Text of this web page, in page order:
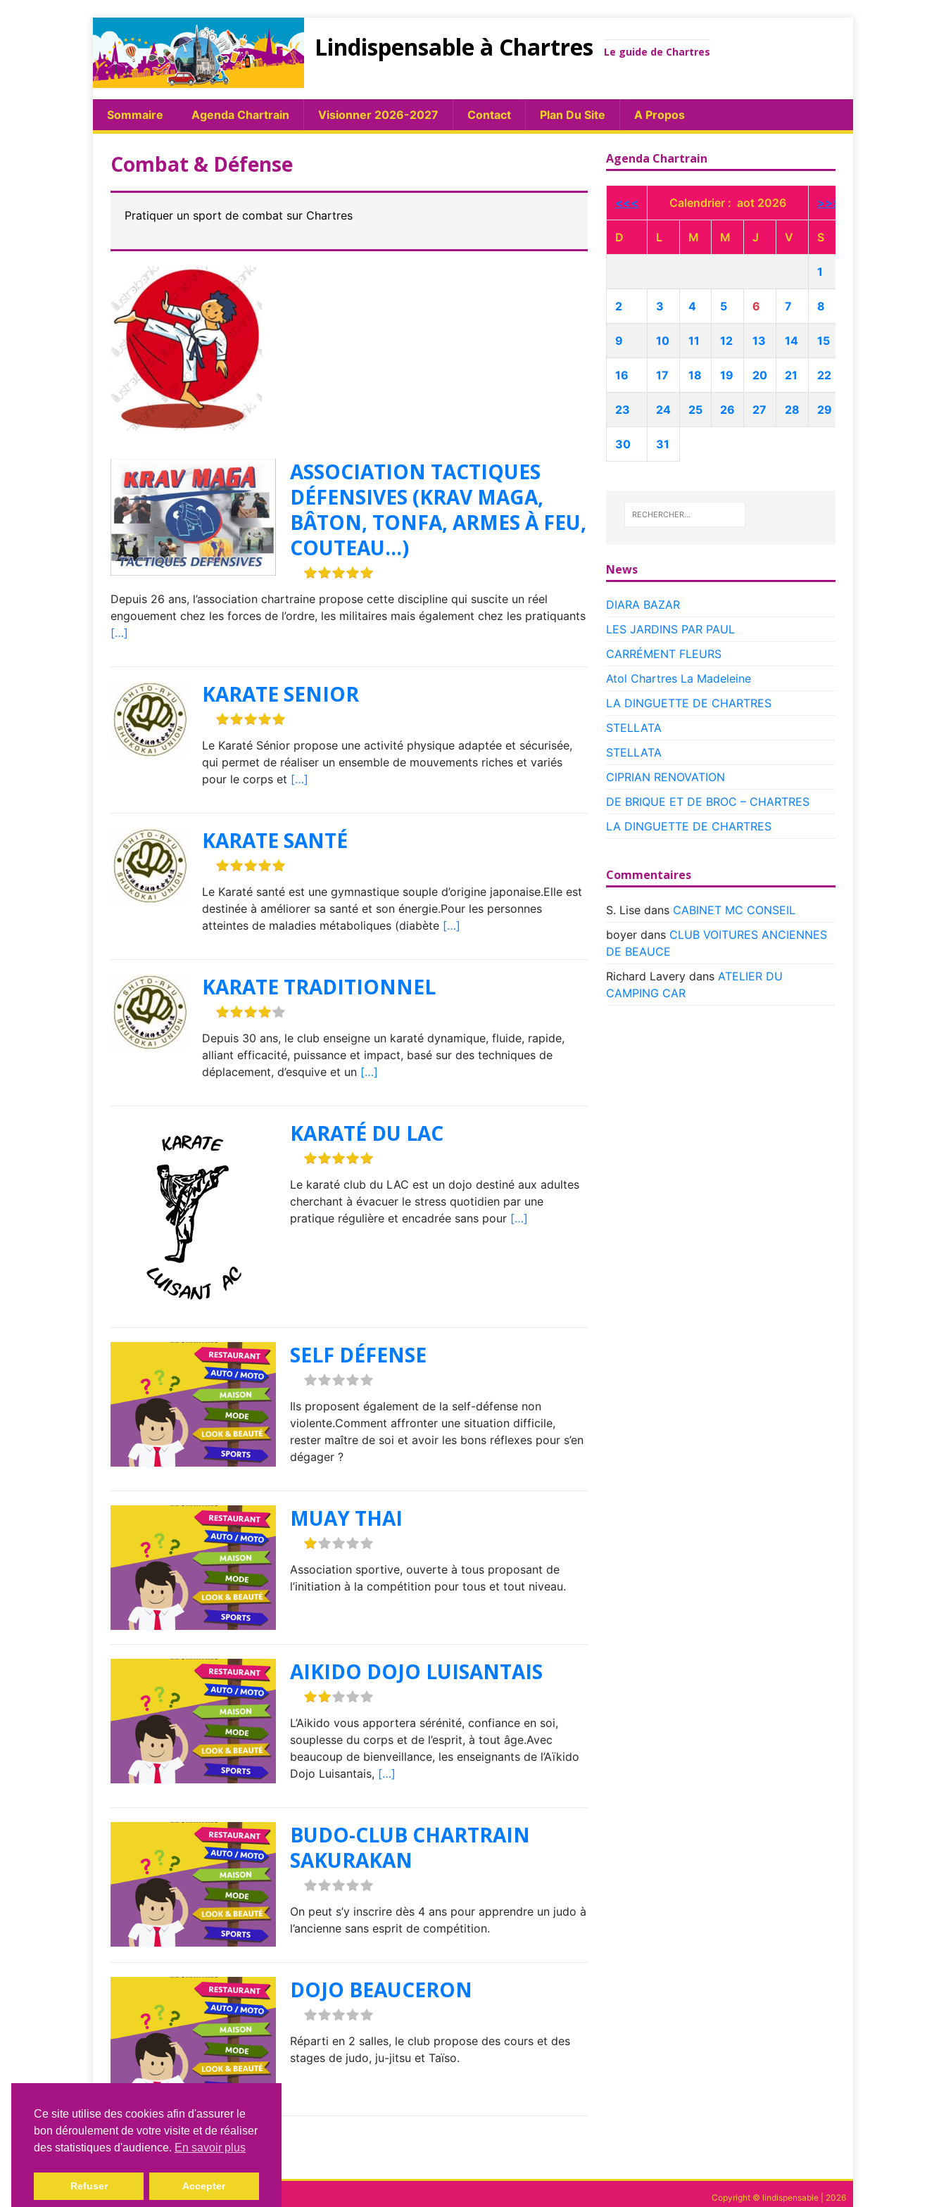
Lindispensable à Chartres Le guide de Chartres
Sommaire Agenda Chartrain Visionner 2026-2027 Contact Plan Du Site A Propos
Combat & Défense
Pratiquer un sport de combat sur Chartres
ASSOCIATION TACTIQUES
DÉFENSIVES (KRAV MAGA,
BÂTON, TONFA, ARMES À FEU,
COUTEAU…)
Depuis 26 ans, l’association chartraine propose cette discipline qui suscite un réel
engouement chez les forces de l’ordre, les militaires mais également chez les pratiquants
[…]
KARATE SENIOR
Le Karaté Sénior propose une activité physique adaptée et sécurisée,
qui permet de réaliser un ensemble de mouvements riches et variés
pour le corps et […]
KARATE SANTÉ
Le Karaté santé est une gymnastique souple d’origine japonaise.Elle est
destinée à améliorer sa santé et son énergie.Pour les personnes
atteintes de maladies métaboliques (diabète […]
KARATE TRADITIONNEL
Depuis 30 ans, le club enseigne un karaté dynamique, fluide, rapide,
alliant efficacité, puissance et impact, basé sur des techniques de
déplacement, d’esquive et un […]
KARATÉ DU LAC
Le karaté club du LAC est un dojo destiné aux adultes
cherchant à évacuer le stress quotidien par une
pratique régulière et encadrée sans pour […]
SELF DÉFENSE
Ils proposent également de la self-défense non
violente.Comment affronter une situation difficile,
rester maître de soi et avoir les bons réflexes pour s’en
dégager ?
MUAY THAI
Association sportive, ouverte à tous proposant de
l’initiation à la compétition pour tous et tout niveau.
AIKIDO DOJO LUISANTAIS
L’Aikido vous apportera sérénité, confiance en soi,
souplesse du corps et de l’esprit, à tout âge.Avec
beaucoup de bienveillance, les enseignants de l’Aïkido
Dojo Luisantais, […]
BUDO-CLUB CHARTRAIN
SAKURAKAN
On peut s’y inscrire dès 4 ans pour apprendre un judo à
l’ancienne sans esprit de compétition.
DOJO BEAUCERON
Réparti en 2 salles, le club propose des cours et des
stages de judo, ju-jitsu et Taïso.
1 2 »
Agenda Chartrain
<<< Calendrier : aot 2026 >>>
D L M M J V S
1
2 3 4 5 6 7 8
9 10 11 12 13 14 15
16 17 18 19 20 21 22
23 24 25 26 27 28 29
30 31
News
DIARA BAZAR
LES JARDINS PAR PAUL
CARRÉMENT FLEURS
Atol Chartres La Madeleine
LA DINGUETTE DE CHARTRES
STELLATA
STELLATA
CIPRIAN RENOVATION
DE BRIQUE ET DE BROC – CHARTRES
LA DINGUETTE DE CHARTRES
Commentaires
S. Lisedans CABINET MC CONSEIL
boyerdans CLUB VOITURES ANCIENNES
DE BEAUCE
Richard Laverydans ATELIER DU
CAMPING CAR
Copyright © lindispensable | 2026
Ce site utilise des cookies afin d'assurer le
bon déroulement de votre visite et de réaliser
des statistiques d'audience. En savoir plus
Refuser Accepter